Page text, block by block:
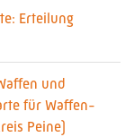
Erteilung
und
für Waffen-
Peine)